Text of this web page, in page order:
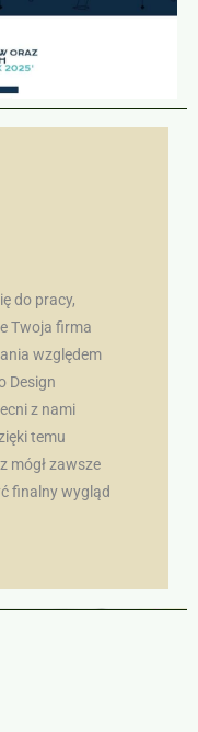
do pracy,
Twoja firma
względem
Design
z nami
temu
mógł zawsze
finalny wygląd